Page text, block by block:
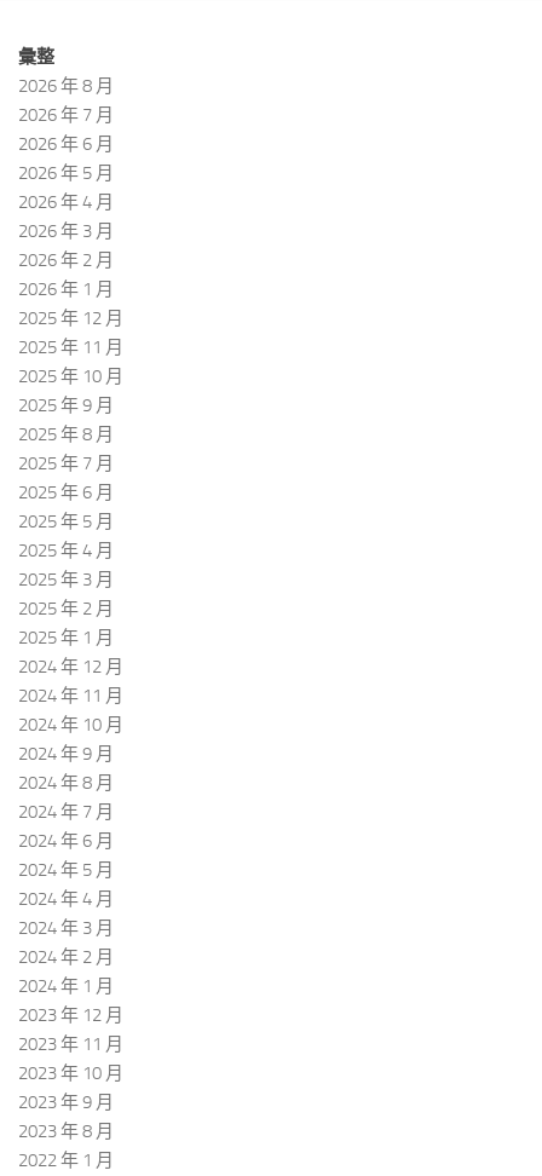
彙整
2026 年 8 月
2026 年 7 月
2026 年 6 月
2026 年 5 月
2026 年 4 月
2026 年 3 月
2026 年 2 月
2026 年 1 月
2025 年 12 月
2025 年 11 月
2025 年 10 月
2025 年 9 月
2025 年 8 月
2025 年 7 月
2025 年 6 月
2025 年 5 月
2025 年 4 月
2025 年 3 月
2025 年 2 月
2025 年 1 月
2024 年 12 月
2024 年 11 月
2024 年 10 月
2024 年 9 月
2024 年 8 月
2024 年 7 月
2024 年 6 月
2024 年 5 月
2024 年 4 月
2024 年 3 月
2024 年 2 月
2024 年 1 月
2023 年 12 月
2023 年 11 月
2023 年 10 月
2023 年 9 月
2023 年 8 月
2022 年 1 月